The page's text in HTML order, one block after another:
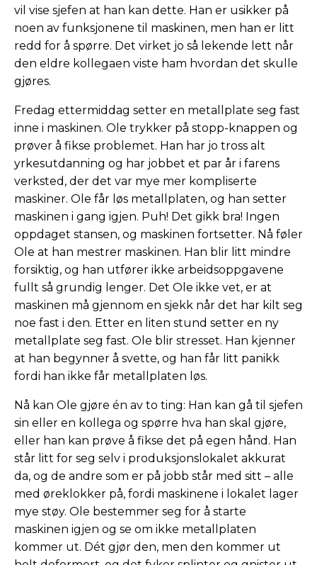
vil vise sjefen at han kan dette. Han er usikker på
noen av funksjonene til maskinen, men han er litt
redd for å spørre. Det virket jo så lekende lett når
den eldre kollegaen viste ham hvordan det skulle
gjøres.
Fredag ettermiddag setter en metallplate seg fast
inne i maskinen. Ole trykker på stopp-knappen og
prøver å fikse problemet. Han har jo tross alt
yrkesutdanning og har jobbet et par år i farens
verksted, der det var mye mer kompliserte
maskiner. Ole får løs metallplaten, og han setter
maskinen i gang igjen. Puh! Det gikk bra! Ingen
oppdaget stansen, og maskinen fortsetter. Nå føler
Ole at han mestrer maskinen. Han blir litt mindre
forsiktig, og han utfører ikke arbeidsoppgavene
fullt så grundig lenger. Det Ole ikke vet, er at
maskinen må gjennom en sjekk når det har kilt seg
noe fast i den. Etter en liten stund setter en ny
metallplate seg fast. Ole blir stresset. Han kjenner
at han begynner å svette, og han får litt panikk
fordi han ikke får metallplaten løs.
Nå kan Ole gjøre én av to ting: Han kan gå til sjefen
sin eller en kollega og spørre hva han skal gjøre,
eller han kan prøve å fikse det på egen hånd. Han
står litt for seg selv i produksjonslokalet akkurat
da, og de andre som er på jobb står med sitt – alle
med øreklokker på, fordi maskinene i lokalet lager
mye støy. Ole bestemmer seg for å starte
maskinen igjen og se om ikke metallplaten
kommer ut. Dét gjør den, men den kommer ut